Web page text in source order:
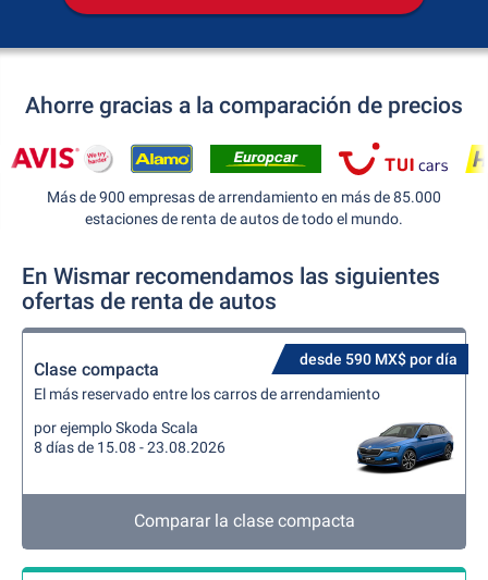
Ahorre gracias a la comparación de precios
Más de 900 empresas de arrendamiento en más de 85.000
estaciones de renta de autos de todo el mundo.
En Wismar recomendamos las siguientes
ofertas de renta de autos
desde 590 MX$ por día
Clase compacta
El más reservado entre los carros de arrendamiento
por ejemplo Skoda Scala
8 días de 15.08 - 23.08.2026
Comparar la clase compacta